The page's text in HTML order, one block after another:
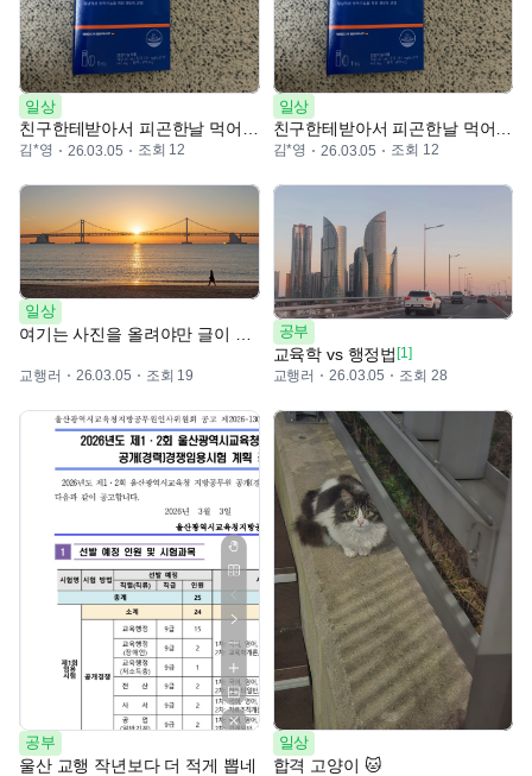
일상
김*영 26.03.05 조회 12
일상
김*영 26.03.05 조회 12
일상
교행러 26.03.05 조회 19
공부
교육학 vs 행정법 [1]
교행러
26.03.05 조회 28
공부
울산 교행 작년보다 더 적게 뽑네
일상
합격 고양이 🐱